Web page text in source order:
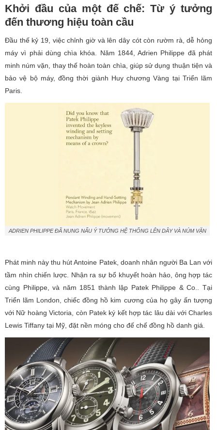
Khởi đầu của một đế chế: Từ ý tưởng
đến thương hiệu toàn cầu
Đầu thế kỷ 19, việc chỉnh giờ và lên dây cót còn rườm rà, dễ hỏng
máy vì phải dùng chìa khóa. Năm 1844, Adrien Philippe đã phát
minh núm vặn, thay thế hoàn toàn chìa, giúp sử dụng thuận tiện và
bảo vệ bộ máy, đồng thời giành Huy chương Vàng tại Triển lãm
Paris.
ADRIEN PHILIPPE ĐÃ NUNG NẤU Ý TƯỞNG HỆ THỐNG LÊN DÂY VÀ NÚM VẶN
Phát minh này thu hút Antoine Patek, doanh nhân người Ba Lan với
tầm nhìn chiến lược. Nhận ra sự bổ khuyết hoàn hảo, ông hợp tác
cùng Philippe, và năm 1851 thành lập Patek Philippe & Co.. Tại
Triển lãm London, chiếc đồng hồ kim cương của họ gây ấn tượng
với Nữ hoàng Victoria, còn Patek ký kết hợp tác lâu dài với Charles
Lewis Tiffany tại Mỹ, đặt nền móng cho đế chế đồng hồ danh giá.